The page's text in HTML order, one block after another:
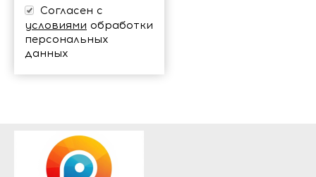
Согласен с
условиями обработки
персональных
данных